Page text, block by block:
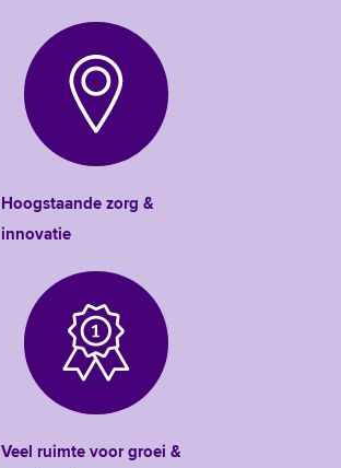
Hoogstaande zorg &
innovatie
Veel ruimte voor groei &